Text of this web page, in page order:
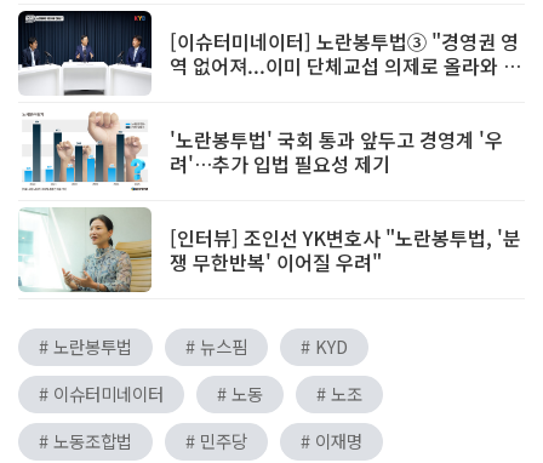
[이슈터미네이터] 노란봉투법③ "경영권 영
역 없어져...이미 단체교섭 의제로 올라와 있
'노란봉투법' 국회 통과 앞두고 경영계 '우
려'…추가 입법 필요성 제기
[인터뷰] 조인선 YK변호사 "노란봉투법, '분
쟁 무한반복' 이어질 우려"
# 노란봉투법 # 뉴스핌
# KYD
# 이슈터미네이터
# 노동
# 노조
# 노동조합법
# 민주당 # 이재명